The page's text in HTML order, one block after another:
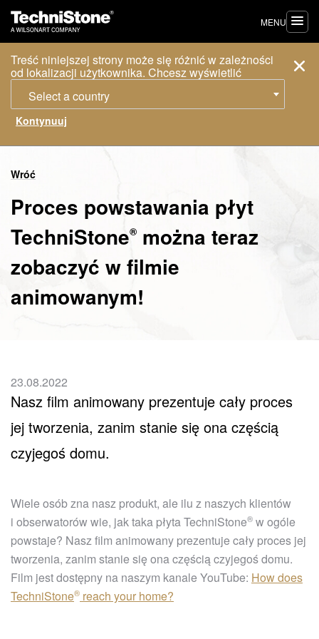
Treść niniejszej strony może się różnić w zależności
od lokalizacji użytkownika. Chcesz wyświetlić
Select a country
MENU
Wróć
Proces powstawania płyt
TechniStone® można teraz
zobaczyć w filmie
animowanym!
23.08.2022
Nasz film animowany prezentuje cały proces
jej tworzenia, zanim stanie się ona częścią
czyjegoś domu.
Wiele osób zna nasz produkt, ale ilu z naszych klientów
i obserwatorów wie, jak taka płytaTechniStone® w ogóle
powstaje? Nasz film animowany prezentuje cały proces jej
tworzenia, zanim stanie się ona częścią czyjegoś domu.
Film jest dostępny na naszym kanale YouTube: How does
TechniStone® reach your home?